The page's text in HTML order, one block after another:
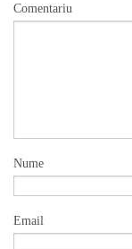
Comentariu
Nume
Email